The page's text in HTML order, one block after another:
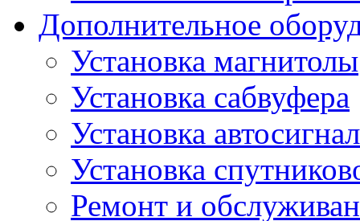
Дополнительное
Установка магнитолы
Установка сабвуфера
Установка
Установка
Ремонт и